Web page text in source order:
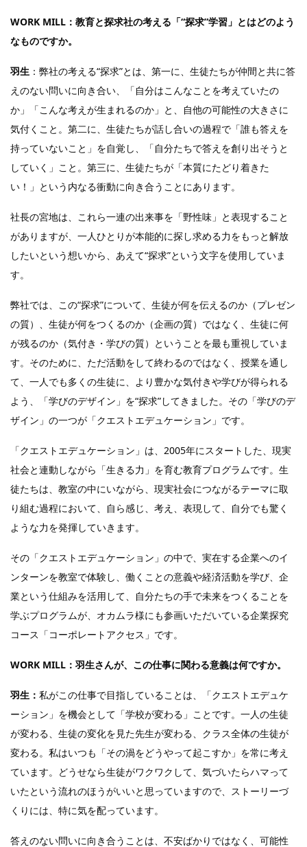
WORK MILL：教育と探求社の考える「“探求”学習」とはどのよう
なものですか。
羽生 ：弊社の考える“探求”とは、第一に、生徒たちが仲間と共に答
えのない問いに向き合い、「自分はこんなことを考えていたの
か」「こんな考えが生まれるのか」と、自他の可能性の大きさに
気付くこと。第二に、生徒たちが話し合いの過程で「誰も答えを
持っていないこと」を自覚し、「自分たちで答えを創り出そうと
していく」こと。第三に、生徒たちが「本質にたどり着きた
い！」という内なる衝動に向き合うことにあります。
社長の宮地は、これら一連の出来事を「野性味」と表現すること
がありますが、一人ひとりが本能的に探し求める力をもっと解放
したいという想いから、あえて“探求”という文字を使用していま
す。
弊社では、この“探求”について、生徒が何を伝えるのか（プレゼン
の質）、生徒が何をつくるのか（企画の質）ではなく、生徒に何
が残るのか（気付き・学びの質）ということを最も重視していま
す。そのために、ただ活動をして終わるのではなく、授業を通し
て、一人でも多くの生徒に、より豊かな気付きや学びが得られる
よう、「学びのデザイン」を“探求”してきました。その「学びのデ
ザイン」の一つが「クエストエデュケーション」です。
「クエストエデュケーション」は、2005年にスタートした、現実
社会と連動しながら「生きる力」を育む教育プログラムです。生
徒たちは、教室の中にいながら、現実社会につながるテーマに取
り組む過程において、自ら感じ、考え、表現して、自分でも驚く
ような力を発揮していきます。
その「クエストエデュケーション」の中で、実在する企業へのイ
ンターンを教室で体験し、働くことの意義や経済活動を学び、企
業という仕組みを活用して、自分たちの手で未来をつくることを
学ぶプログラムが、オカムラ様にも参画いただいている企業探究
コース「コーポレートアクセス」です。
WORK MILL： 羽生さんが、この仕事に関わる意義は何ですか。
羽生： 私がこの仕事で目指していることは、「クエストエデュケ
ーション」を機会として「学校が変わる」ことです。一人の生徒
が変わる、生徒の変化を見た先生が変わる、クラス全体の生徒が
変わる。私はいつも「その渦をどうやって起こすか」を常に考え
ています。どうせなら生徒がワクワクして、気づいたらハマって
いたという流れのほうがいいと思っていますので、ストーリーづ
くりには、特に気を配っています。
答えのない問いに向き合うことは、不安ばかりではなく、可能性